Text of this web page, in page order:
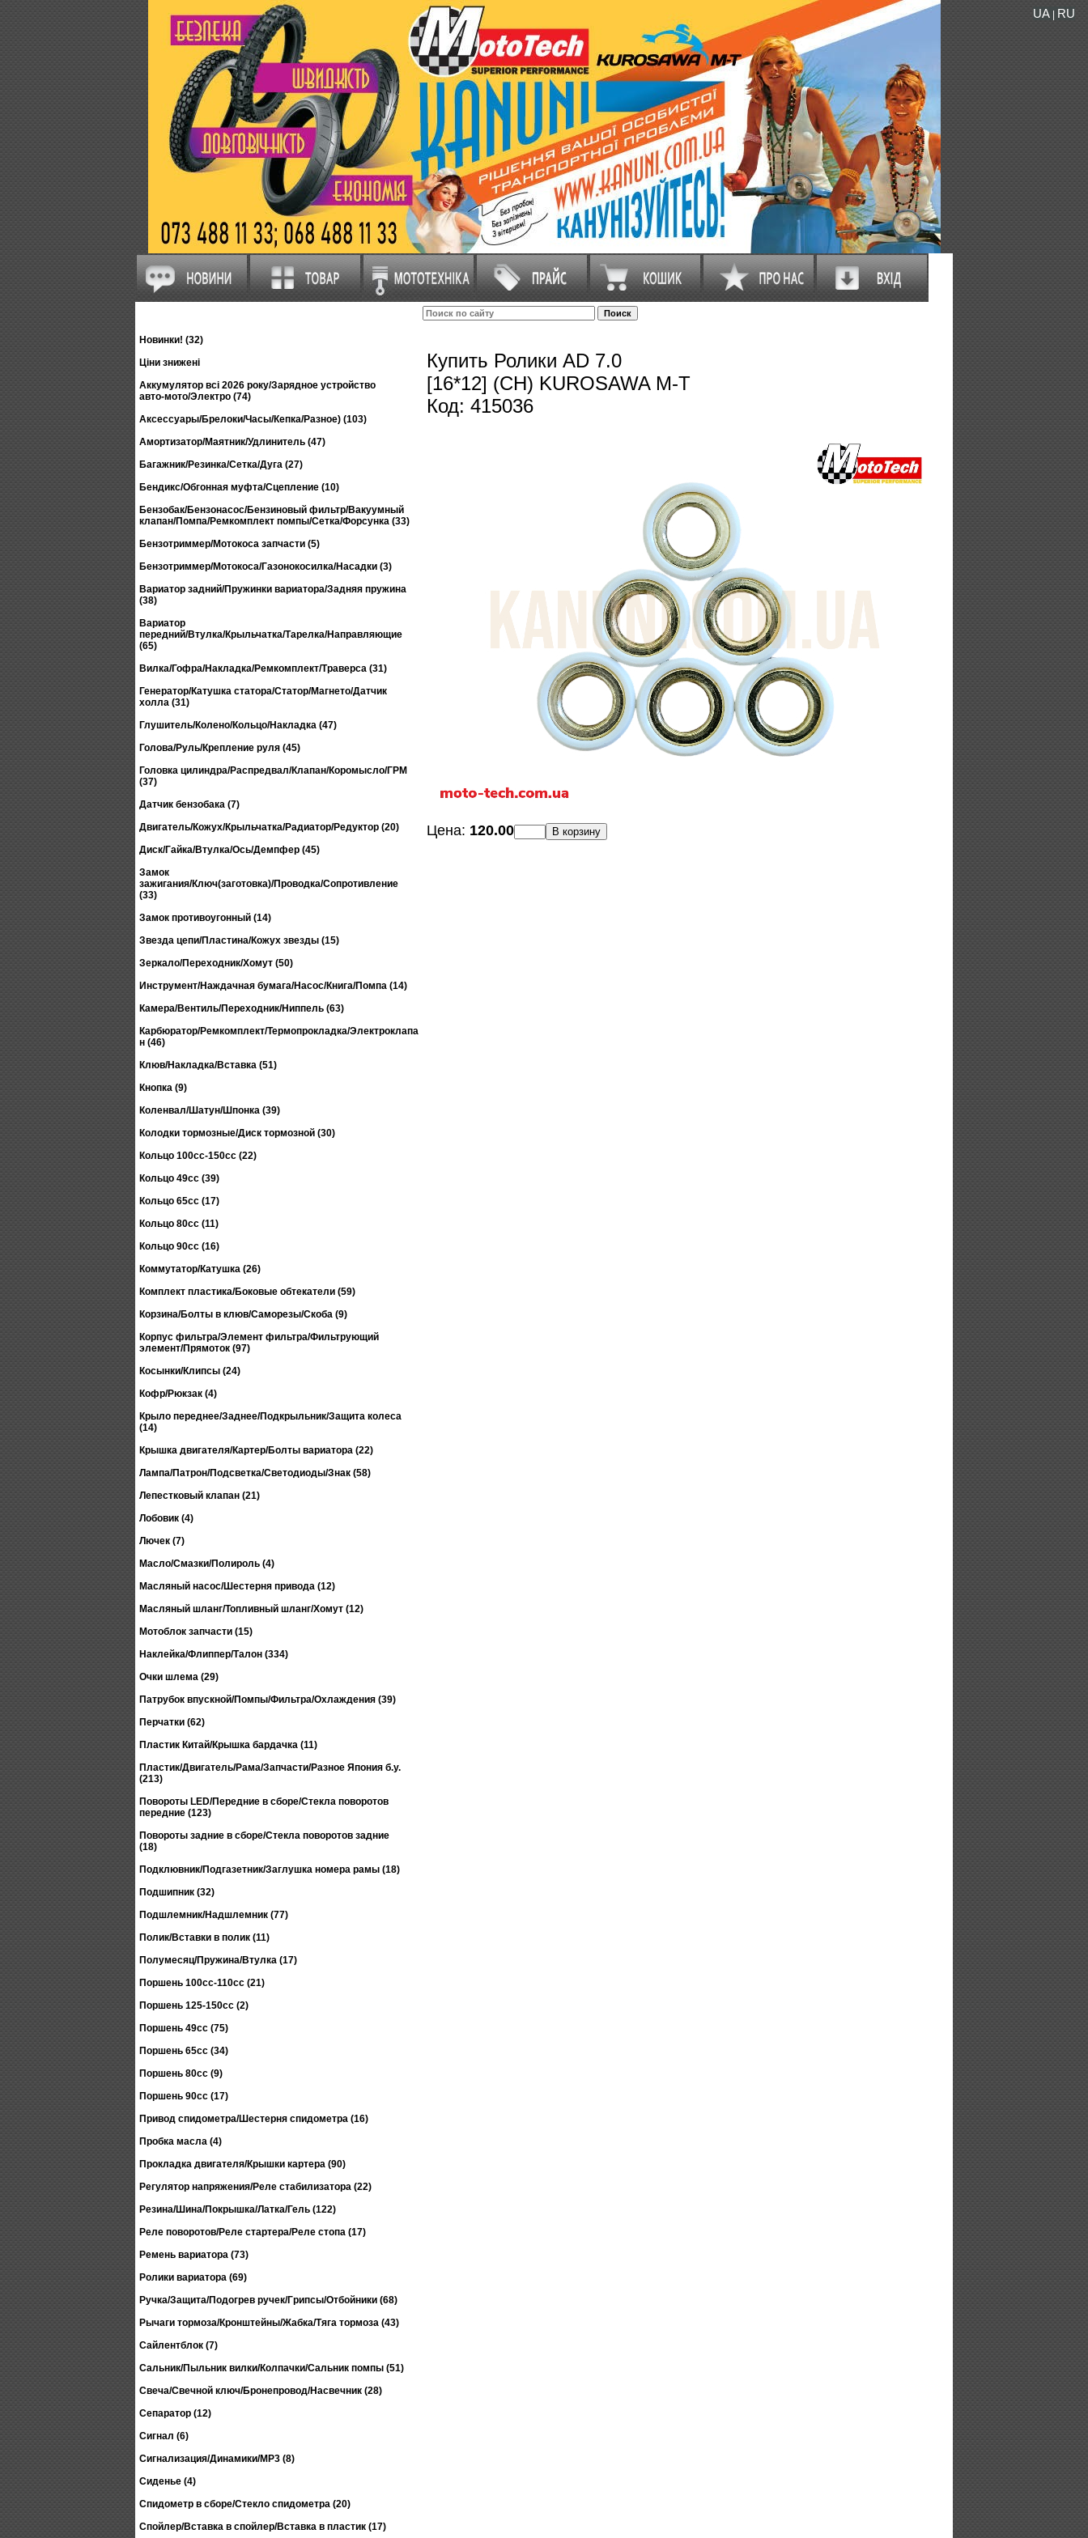
UA RU
Новинки! (32)
Ціни знижені
Аккумулятор всі 2026 року/Зарядное устройство
авто-мото/Электро (74)
Аксессуары/Брелоки/Часы/Кепка/Разное) (103)
Амортизатор/Маятник/Удлинитель (47)
Багажник/Резинка/Сетка/Дуга (27)
Бендикс/Обгонная муфта/Сцепление (10)
Бензобак/Бензонасос/Бензиновый фильтр/Вакуумный
клапан/Помпа/Ремкомплект помпы/Сетка/Форсунка (33)
Бензотриммер/Мотокоса запчасти (5)
Бензотриммер/Мотокоса/Газонокосилка/Насадки (3)
Вариатор задний/Пружинки вариатора/Задняя пружина
(38)
Вариатор
передний/Втулка/Крыльчатка/Тарелка/Направляющие
(65)
Вилка/Гофра/Накладка/Ремкомплект/Траверса (31)
Генератор/Катушка статора/Статор/Магнето/Датчик
холла (31)
Глушитель/Колено/Кольцо/Накладка (47)
Голова/Руль/Крепление руля (45)
Головка цилиндра/Распредвал/Клапан/Коромысло/ГРМ
(37)
Датчик бензобака (7)
Двигатель/Кожух/Крыльчатка/Радиатор/Редуктор (20)
Диск/Гайка/Втулка/Ось/Демпфер (45)
Замок
зажигания/Ключ(заготовка)/Проводка/Сопротивление
(33)
Замок противоугонный (14)
Звезда цепи/Пластина/Кожух звезды (15)
Зеркало/Переходник/Хомут (50)
Инструмент/Наждачная бумага/Насос/Книга/Помпа (14)
Камера/Вентиль/Переходник/Ниппель (63)
Карбюратор/Ремкомплект/Термопрокладка/Электроклапа
н (46)
Клюв/Накладка/Вставка (51)
Кнопка (9)
Коленвал/Шатун/Шпонка (39)
Колодки тормозные/Диск тормозной (30)
Кольцо 100сс-150сс (22)
Кольцо 49сс (39)
Кольцо 65сс (17)
Кольцо 80сс (11)
Кольцо 90сс (16)
Коммутатор/Катушка (26)
Комплект пластика/Боковые обтекатели (59)
Корзина/Болты в клюв/Саморезы/Скоба (9)
Корпус фильтра/Элемент фильтра/Фильтрующий
элемент/Прямоток (97)
Косынки/Клипсы (24)
Кофр/Рюкзак (4)
Крыло переднее/Заднее/Подкрыльник/Защита колеса
(14)
Крышка двигателя/Картер/Болты вариатора (22)
Лампа/Патрон/Подсветка/Светодиоды/Знак (58)
Лепестковый клапан (21)
Лобовик (4)
Лючек (7)
Масло/Смазки/Полироль (4)
Масляный насос/Шестерня привода (12)
Масляный шланг/Топливный шланг/Хомут (12)
Мотоблок запчасти (15)
Наклейка/Флиппер/Талон (334)
Очки шлема (29)
Патрубок впускной/Помпы/Фильтра/Охлаждения (39)
Перчатки (62)
Пластик Китай/Крышка бардачка (11)
Пластик/Двигатель/Рама/Запчасти/Разное Япония б.у.
(213)
Повороты LED/Передние в сборе/Стекла поворотов
передние (123)
Повороты задние в сборе/Стекла поворотов задние
(18)
Подклювник/Подгазетник/Заглушка номера рамы (18)
Подшипник (32)
Подшлемник/Надшлемник (77)
Полик/Вставки в полик (11)
Полумесяц/Пружина/Втулка (17)
Поршень 100сс-110сс (21)
Поршень 125-150сс (2)
Поршень 49сс (75)
Поршень 65сс (34)
Поршень 80сс (9)
Поршень 90сс (17)
Привод спидометра/Шестерня спидометра (16)
Пробка масла (4)
Прокладка двигателя/Крышки картера (90)
Регулятор напряжения/Реле стабилизатора (22)
Резина/Шина/Покрышка/Латка/Гель (122)
Реле поворотов/Реле стартера/Реле стопа (17)
Ремень вариатора (73)
Ролики вариатора (69)
Ручка/Защита/Подогрев ручек/Грипсы/Отбойники (68)
Рычаги тормоза/Кронштейны/Жабка/Тяга тормоза (43)
Сайлентблок (7)
Сальник/Пыльник вилки/Колпачки/Сальник помпы (51)
Свеча/Свечной ключ/Бронепровод/Насвечник (28)
Сепаратор (12)
Сигнал (6)
Сигнализация/Динамики/MP3 (8)
Сиденье (4)
Спидометр в сборе/Стекло спидометра (20)
Спойлер/Вставка в спойлер/Вставка в пластик (17)
Купить Ролики AD 7.0
[16*12] (CH) KUROSAWA M-T
Код: 415036
Цена: 120.00 В корзину